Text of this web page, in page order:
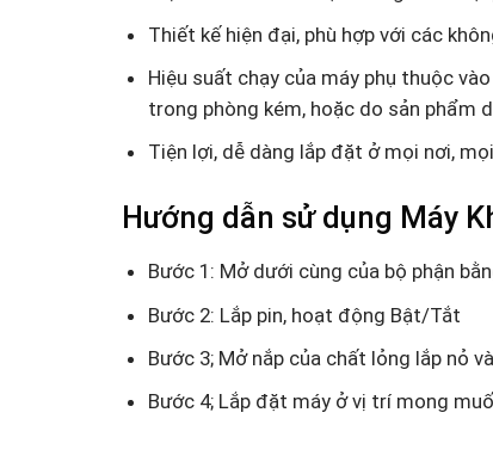
Thiết kế hiện đại, phù hợp với các
Hiệu suất chạy của máy phụ thuộc
trong phòng kém, hoặc do sản phẩm
Tiện lợi, dễ dàng lắp đặt ở mọi nơi,
Hướng dẫn sử dụng Máy
Bước 1: Mở dưới cùng của bộ phận
Bước 2: Lắp pin, hoạt động Bật/Tắt
Bước 3; Mở nắp của chất lỏng lắp nỏ
Bước 4; Lắp đặt máy ở vị trí mong